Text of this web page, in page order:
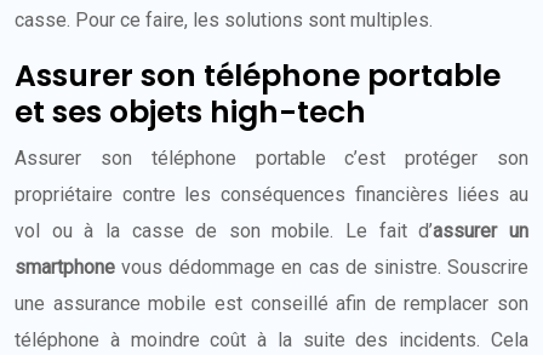
casse. Pour ce faire, les solutions sont multiples.
Assurer son téléphone portable
et ses objets high-tech
Assurer son téléphone portable c’est protéger son
propriétaire contre les conséquences financières liées au
vol ou à la casse de son mobile. Le fait d’assurer un
smartphonevous dédommage en cas de sinistre. Souscrire
une assurance mobile est conseillé afin de remplacer son
téléphone à moindre coût à la suite des incidents. Cela